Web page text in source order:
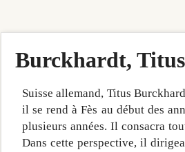
Burckhardt, Titus
Suisse allemand, Titus
il se rend à Fès au début des
plusieurs années. Il consacra
Dans cette perspective, il